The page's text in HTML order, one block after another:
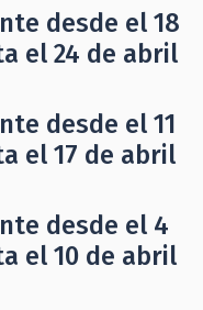
desde el 18
el 24 de abril
desde el 11
el 17 de abril
desde el 4
el 10 de abril